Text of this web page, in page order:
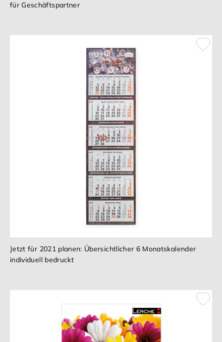
für Geschäftspartner
Jetzt für 2021 planen: Übersichtlicher 6 Monatskalender
individuell bedruckt